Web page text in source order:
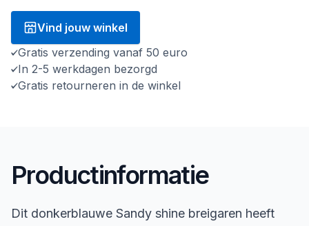
Vind jouw winkel
Gratis verzending vanaf 50 euro
In 2-5 werkdagen bezorgd
Gratis retourneren in de winkel
Productinformatie
Dit donkerblauwe Sandy shine breigaren heeft